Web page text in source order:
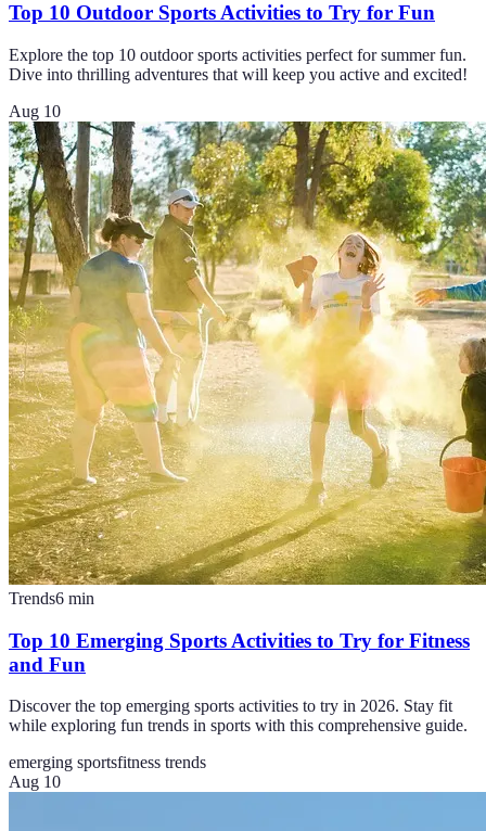
Top 10 Outdoor Sports Activities to Try for Fun
Explore the top 10 outdoor sports activities perfect for summer fun.
Dive into thrilling adventures that will keep you active and excited!
Aug 10
Trends6 min
Top 10 Emerging Sports Activities to Try for Fitness
and Fun
Discover the top emerging sports activities to try in 2026. Stay fit
while exploring fun trends in sports with this comprehensive guide.
emerging sportsfitness trends
Aug 10